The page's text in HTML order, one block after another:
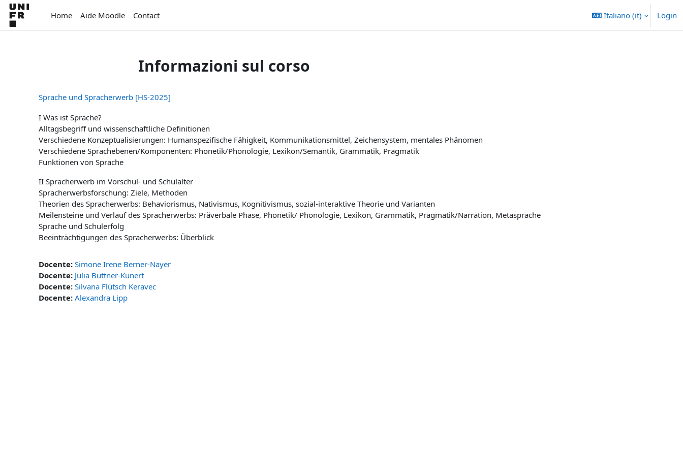
Vai al contenuto principale
Home
Aide Moodle Contact Italiano ‎(it)‎ Login
Informazioni sul corso
Sprache und Spracherwerb [HS-2025]
I Was ist Sprache?
Alltagsbegriff und wissenschaftliche Definitionen
Verschiedene Konzeptualisierungen: Humanspezifische Fähigkeit, Kommunikationsmittel, Zeichensystem, mentales Phänomen
Verschiedene Sprachebenen/Komponenten: Phonetik/Phonologie, Lexikon/Semantik, Grammatik, Pragmatik
Funktionen von Sprache
II Spracherwerb im Vorschul- und Schulalter
Spracherwerbsforschung: Ziele, Methoden
Theorien des Spracherwerbs: Behaviorismus, Nativismus, Kognitivismus, sozial-interaktive Theorie und Varianten
Meilensteine und Verlauf des Spracherwerbs: Präverbale Phase, Phonetik/ Phonologie, Lexikon, Grammatik, Pragmatik/Narration, Metasprache
Sprache und Schulerfolg
Beeinträchtigungen des Spracherwerbs: Überblick
Docente: Simone Irene Berner-Nayer
Docente: Julia Büttner-Kunert
Docente: Silvana Flütsch Keravec
Docente: Alexandra Lipp